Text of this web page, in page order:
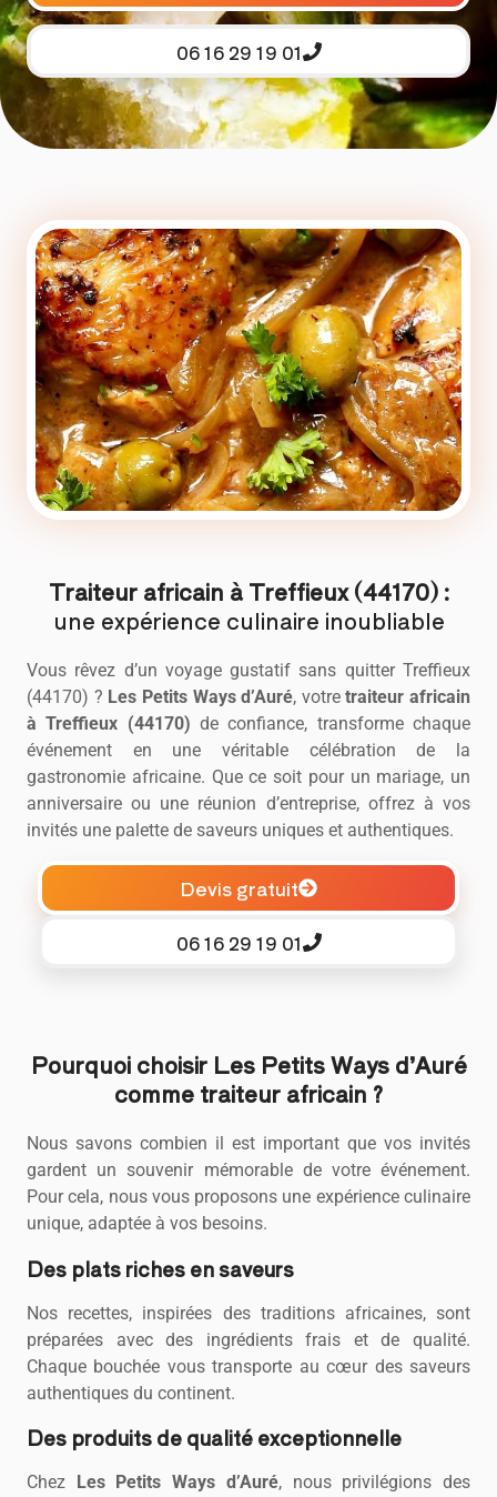
06 16 29 19 01
Traiteur africain à Treffieux (44170) :
une expérience culinaire inoubliable
Vous rêvez d’un voyage gustatif sans quitter Treffieux
(44170) ? Les Petits Ways d’Auré, votretraiteur africain
à Treffieux (44170) de confiance, transforme chaque
événement en une véritable célébration de la
gastronomie africaine. Que ce soit pour un mariage, un
anniversaire ou une réunion d’entreprise, offrez à vos
invités une palette de saveurs uniques et authentiques.
Devis gratuit
06 16 29 19 01
Pourquoi choisir Les Petits Ways d’Auré
comme traiteur africain ?
Nous savons combien il est important que vos invités
gardent un souvenir mémorable de votre événement.
Pour cela, nous vous proposons une expérience culinaire
unique, adaptée à vos besoins.
Des plats riches en saveurs
Nos recettes, inspirées des traditions africaines, sont
préparées avec des ingrédients frais et de qualité.
Chaque bouchée vous transporte au cœur des saveurs
authentiques du continent.
Des produits de qualité exceptionnelle
Chez Les Petits Ways d’Auré, nous privilégions des